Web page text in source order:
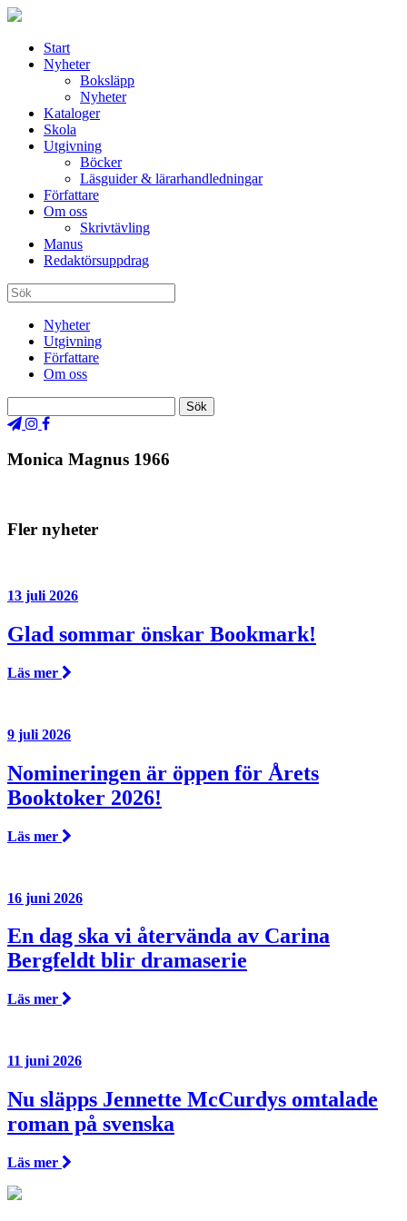
Start
Nyheter
Boksläpp
Nyheter
Kataloger
Skola
Utgivning
Böcker
Läsguider & lärarhandledningar
Författare
Om oss
Skrivtävling
Manus
Redaktörsuppdrag
Nyheter
Utgivning
Författare
Om oss
Monica Magnus 1966
Fler nyheter
13 juli 2026
Glad sommar önskar Bookmark!
Läs mer
9 juli 2026
Nomineringen är öppen för Årets
Booktoker 2026!
Läs mer
16 juni 2026
En dag ska vi återvända av Carina
Bergfeldt blir dramaserie
Läs mer
11 juni 2026
Nu släpps Jennette McCurdys omtalade
roman på svenska
Läs mer